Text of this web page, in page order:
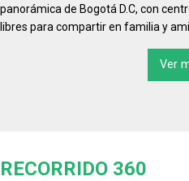
panorámica de Bogotá D.C, con
libres para compartir en familia y
Ver
RECORRIDO 360